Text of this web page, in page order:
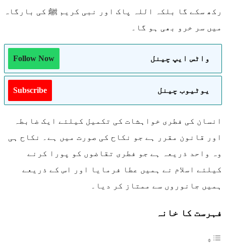
رکھ سکے گا بلکہ اللہ پاک اور نبی کریم ﷺ کی بارگاہ
میں سر خرو بھی ہو گا۔
واٹس ایپ چینل Follow Now
یوٹیوب چینل Subscribe
انسان کی فطری خواہشات کی تکمیل کیلئے ایک ضابطہ
اور قانون مقرر ہے جو نکاح کی صورت میں ہے۔ نکاح ہی
وہ واحد ذریعہ ہے جو فطری تقاضوں کو پورا کرنے
کیلئے اسلام نے ہمیں عطا فرمایا اور اس کے ذریعے
ہمیں جانوروں سے ممتاز کر دیا۔
فہرست کا خانہ